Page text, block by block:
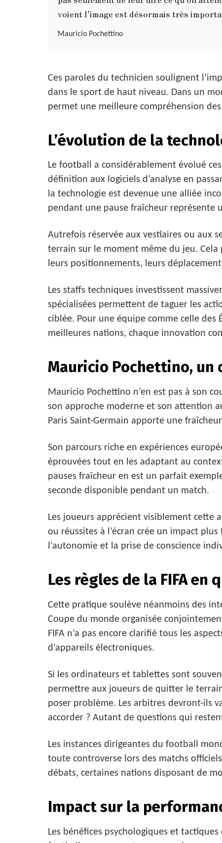
voient l’image est désormais très
Mauricio Pochettino
Ces paroles du technicien soulignent
dans le sport de haut niveau. Dans un
permet une meilleure compréhension
L’évolution de la
Le football a considérablement évolué
définition aux logiciels d’analyse en
la technologie est devenue une alliée
pendant une pause fraîcheur représente
Autrefois réservée aux vestiaires ou aux
terrain sur le moment même du jeu.
leurs positionnements, leurs
Les staffs techniques investissent
spécialisées permettent de taguer les
ciblée. Pour une équipe comme celle des
meilleures nations, chaque innovation
Mauricio Pochettino, un
Mauricio Pochettino n’en est pas à son
son approche moderne et son attention
Paris Saint-Germain apporte une
Son parcours riche en expériences
éprouvées tout en les adaptant au
pauses fraîcheur en est un parfait
seconde disponible pendant un match.
Les joueurs apprécient visiblement cette
ou réussites à l’écran crée un impact
l’autonomie et la prise de conscience
Les règles de la FIFA en
Cette pratique soulève néanmoins des
Coupe du monde organisée
FIFA n’a pas encore clarifié tous les
d’appareils électroniques.
Si les ordinateurs et tablettes sont
permettre aux joueurs de quitter le
poser problème. Les arbitres devront-ils
accorder ? Autant de questions qui
Les instances dirigeantes du football
toute controverse lors des matchs
débats, certaines nations disposant de
Impact sur la
Les bénéfices psychologiques et